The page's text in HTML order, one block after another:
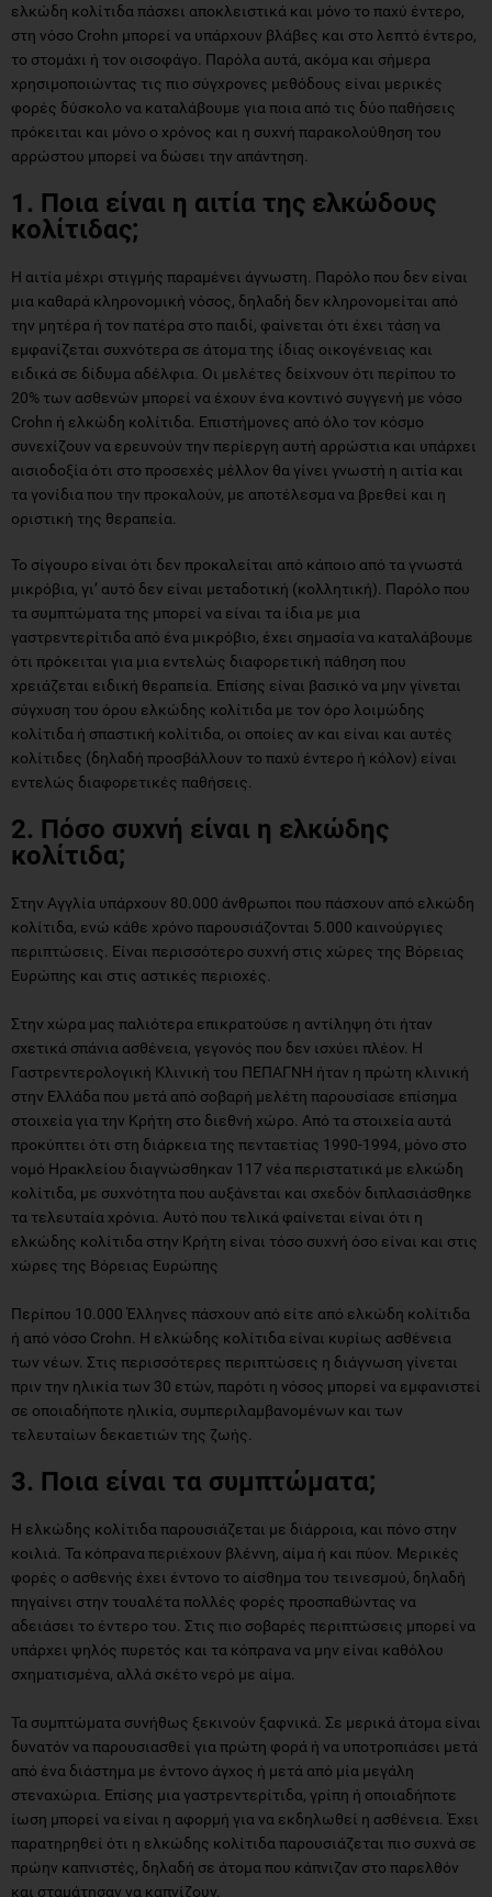
ελκώδη κολίτιδα πάσχει αποκλειστικά και μόνο το παχύ έντερο,
στη νόσο Crohn μπορεί να υπάρχουν βλάβες και στο λεπτό έντερο,
το στομάχι ή τον οισοφάγο. Παρόλα αυτά, ακόμα και σήμερα
χρησιμοποιώντας τις πιο σύγχρονες μεθόδους είναι μερικές
φορές δύσκολο να καταλάβουμε για ποια από τις δύο παθήσεις
πρόκειται και μόνο ο χρόνος και η συχνή παρακολούθηση του
αρρώστου μπορεί να δώσει την απάντηση.
1. Ποια είναι η αιτία της ελκώδους
κολίτιδας;
Η αιτία μέχρι στιγμής παραμένει άγνωστη. Παρόλο που δεν είναι
μια καθαρά κληρονομική νόσος, δηλαδή δεν κληρονομείται από
την μητέρα ή τον πατέρα στο παιδί, φαίνεται ότι έχει τάση να
εμφανίζεται συχνότερα σε άτομα της ίδιας οικογένειας και
ειδικά σε δίδυμα αδέλφια. Οι μελέτες δείχνουν ότι περίπου το
20% των ασθενών μπορεί να έχουν ένα κοντινό συγγενή με νόσο
Crohn ή ελκώδη κολίτιδα. Επιστήμονες από όλο τον κόσμο
συνεχίζουν να ερευνούν την περίεργη αυτή αρρώστια και υπάρχει
αισιοδοξία ότι στο προσεχές μέλλον θα γίνει γνωστή η αιτία και
τα γονίδια που την προκαλούν, με αποτέλεσμα να βρεθεί και η
οριστική της θεραπεία.
Το σίγουρο είναι ότι δεν προκαλείται από κάποιο από τα γνωστά
μικρόβια, γι’ αυτό δεν είναι μεταδοτική (κολλητική). Παρόλο που
τα συμπτώματα της μπορεί να είναι τα ίδια με μια
γαστρεντερίτιδα από ένα μικρόβιο, έχει σημασία να καταλάβουμε
ότι πρόκειται για μια εντελώς διαφορετική πάθηση που
χρειάζεται ειδική θεραπεία. Επίσης είναι βασικό να μην γίνεται
σύγχυση του όρου ελκώδης κολίτιδα με τον όρο λοιμώδης
κολίτιδα ή σπαστική κολίτιδα, οι οποίες αν και είναι και αυτές
κολίτιδες (δηλαδή προσβάλλουν το παχύ έντερο ή κόλον) είναι
εντελώς διαφορετικές παθήσεις.
2. Πόσο συχνή είναι η ελκώδης
κολίτιδα;
Στην Αγγλία υπάρχουν 80.000 άνθρωποι που πάσχουν από ελκώδη
κολίτιδα, ενώ κάθε χρόνο παρουσιάζονται 5.000 καινούργιες
περιπτώσεις. Είναι περισσότερο συχνή στις χώρες της Βόρειας
Ευρώπης και στις αστικές περιοχές.
Στην χώρα μας παλιότερα επικρατούσε η αντίληψη ότι ήταν
σχετικά σπάνια ασθένεια, γεγονός που δεν ισχύει πλέον. Η
Γαστρεντερολογική Κλινική του ΠΕΠΑΓΝΗ ήταν η πρώτη κλινική
στην Ελλάδα που μετά από σοβαρή μελέτη παρουσίασε επίσημα
στοιχεία για την Κρήτη στο διεθνή χώρο. Από τα στοιχεία αυτά
προκύπτει ότι στη διάρκεια της πενταετίας 1990-1994, μόνο στο
νομό Ηρακλείου διαγνώσθηκαν 117 νέα περιστατικά με ελκώδη
κολίτιδα, με συχνότητα που αυξάνεται και σχεδόν διπλασιάσθηκε
τα τελευταία χρόνια. Αυτό που τελικά φαίνεται είναι ότι η
ελκώδης κολίτιδα στην Κρήτη είναι τόσο συχνή όσο είναι και στις
χώρες της Βόρειας Ευρώπης
Περίπου 10.000 Έλληνες πάσχουν από είτε από ελκώδη κολίτιδα
ή από νόσο Crohn. Η ελκώδης κολίτιδα είναι κυρίως ασθένεια
των νέων. Στις περισσότερες περιπτώσεις η διάγνωση γίνεται
πριν την ηλικία των 30 ετών, παρότι η νόσος μπορεί να εμφανιστεί
σε οποιαδήποτε ηλικία, συμπεριλαμβανομένων και των
τελευταίων δεκαετιών της ζωής.
3. Ποια είναι τα συμπτώματα;
Η ελκώδης κολίτιδα παρουσιάζεται με διάρροια, και πόνο στην
κοιλιά. Τα κόπρανα περιέχουν βλέννη, αίμα ή και πύον. Μερικές
φορές ο ασθενής έχει έντονο το αίσθημα του τεινεσμού, δηλαδή
πηγαίνει στην τουαλέτα πολλές φορές προσπαθώντας να
αδειάσει το έντερο του. Στις πιο σοβαρές περιπτώσεις μπορεί να
υπάρχει ψηλός πυρετός και τα κόπρανα να μην είναι καθόλου
σχηματισμένα, αλλά σκέτο νερό με αίμα.
Τα συμπτώματα συνήθως ξεκινούν ξαφνικά. Σε μερικά άτομα είναι
δυνατόν να παρουσιασθεί για πρώτη φορά ή να υποτροπιάσει μετά
από ένα διάστημα με έντονο άγχος ή μετά από μία μεγάλη
στεναχώρια. Επίσης μια γαστρεντερίτιδα, γρίπη ή οποιαδήποτε
ίωση μπορεί να είναι η αφορμή για να εκδηλωθεί η ασθένεια. Έχει
παρατηρηθεί ότι η ελκώδης κολίτιδα παρουσιάζεται πιο συχνά σε
πρώην καπνιστές, δηλαδή σε άτομα που κάπνιζαν στο παρελθόν
και σταμάτησαν να καπνίζουν.